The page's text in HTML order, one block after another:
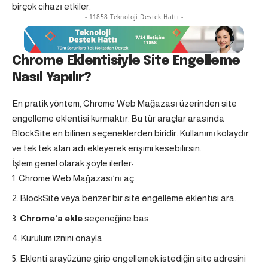
birçok cihazı etkiler.
- 11858 Teknoloji Destek Hattı -
Chrome Eklentisiyle Site Engelleme
Nasıl Yapılır?
En pratik yöntem, Chrome Web Mağazası üzerinden site
engelleme eklentisi kurmaktır. Bu tür araçlar arasında
BlockSite en bilinen seçeneklerden biridir. Kullanımı kolaydır
ve tek tek alan adı ekleyerek erişimi kesebilirsin.
İşlem genel olarak şöyle ilerler:
Chrome Web Mağazası’nı aç.
BlockSite veya benzer bir site engelleme eklentisi ara.
Chrome’a ekleseçeneğine bas.
Kurulum iznini onayla.
Eklenti arayüzüne girip engellemek istediğin site adresini